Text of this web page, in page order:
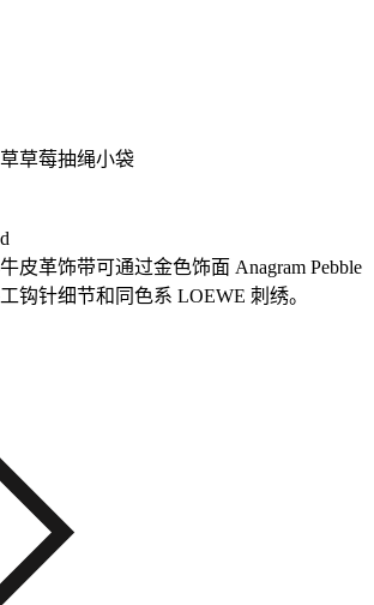
草莓抽绳小袋
皮革饰带可通过金色饰面 Anagram Pebble
钩针细节和同色系 LOEWE 刺绣。